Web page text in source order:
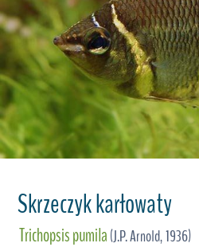
Skrzeczyk karłowaty
Trichopsis pumila(J.P. Arnold, 1936)